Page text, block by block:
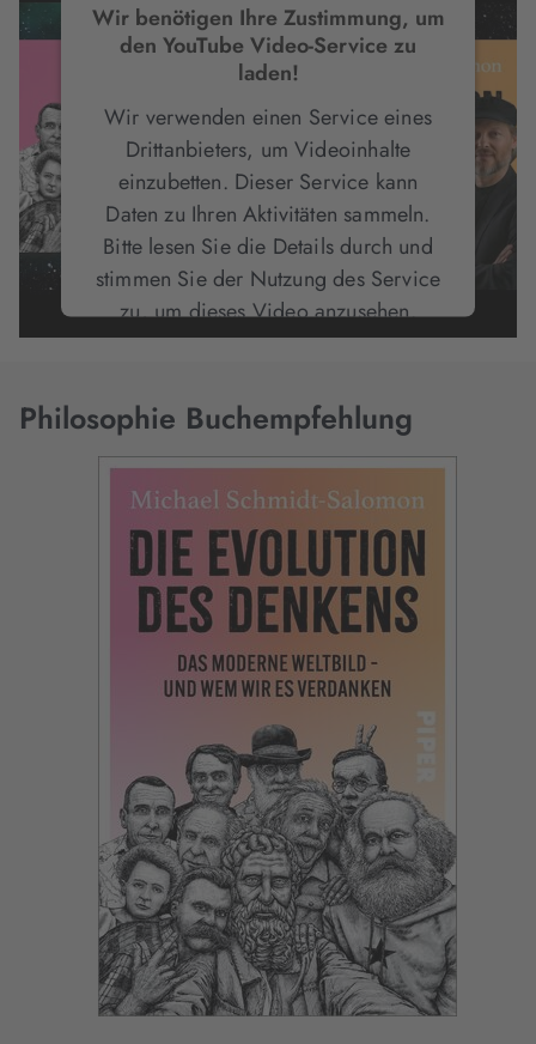
Wir benötigen Ihre Zustimmung, um
den YouTube Video-Service zu
laden!
Wir verwenden einen Service eines
Drittanbieters, um Videoinhalte
einzubetten. Dieser Service kann
Daten zu Ihren Aktivitäten sammeln.
Bitte lesen Sie die Details durch und
stimmen Sie der Nutzung des Service
zu, um dieses Video anzusehen.
Mehr Informationen
Akzeptieren
Philosophie Buchempfehlung